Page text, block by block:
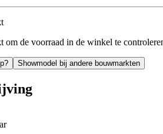
om de voorraad in de winkel te
Showmodel bij andere bouwmarkten